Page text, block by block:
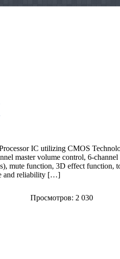
IC utilizing CMOS
master volume control, 6-
mute function, 3D effect function,
and reliability […]
Просмотров: 2 030